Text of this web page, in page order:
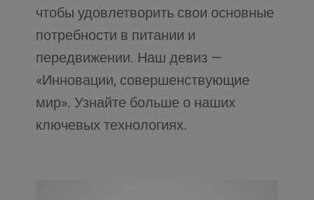
чтобы удовлетворить свои основные
потребности в питании и
передвижении. Наш девиз —
«Инновации, совершенствующие
мир». Узнайте больше о наших
ключевых технологиях.